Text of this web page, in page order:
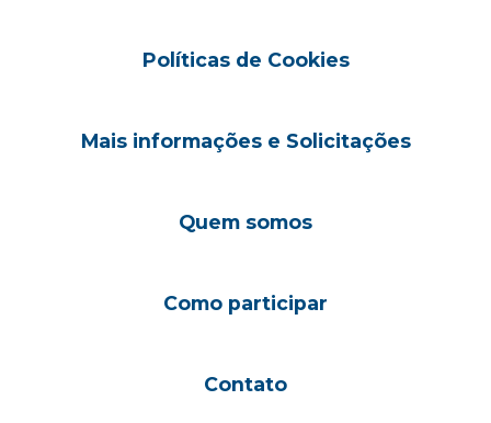
Políticas de Cookies
Mais informações e Solicitações
Quem somos
Como participar
Contato